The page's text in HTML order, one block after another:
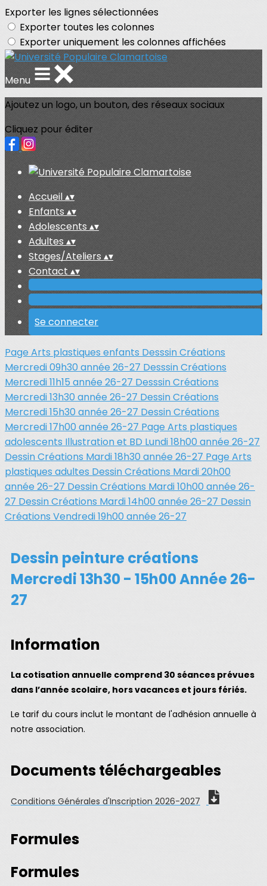
Exporter les lignes sélectionnées
Exporter toutes les colonnes
Exporter uniquement les colonnes affichées
Menu
Ajoutez un logo, un bouton, des réseaux sociaux
Cliquez pour éditer
Accueil▴▾
Enfants▴▾
Adolescents ▴▾
Adultes ▴▾
Stages/Ateliers▴▾
Contact ▴▾
Se connecter
Page Arts plastiques enfants Desssin Créations
Mercredi 09h30 année 26-27 Desssin Créations
Mercredi 11h15 année 26-27 Desssin Créations
Mercredi 13h30 année 26-27 Dessin Créations
Mercredi 15h30 année 26-27 Dessin Créations
Mercredi 17h00 année 26-27 Page Arts plastiques
adolescents Illustration et BD Lundi 18h00 année 26-27
Dessin Créations Mardi 18h30 année 26-27 Page Arts
plastiques adultes Dessin Créations Mardi 20h00
année 26-27 Dessin Créations Mardi 10h00 année 26-
27 Dessin Créations Mardi 14h00 année 26-27 Dessin
Créations Vendredi 19h00 année 26-27
Dessin peinture créations
Mercredi 13h30 - 15h00 Année 26-
27
Information
La cotisation annuelle comprend 30 séances prévues
dans l’année scolaire, hors vacances et jours fériés.
Le tarif du cours inclut le montant de l'adhésion annuelle à
notre association.
Documents téléchargeables
Conditions Générales d'Inscription 2026-2027
Formules
Formules